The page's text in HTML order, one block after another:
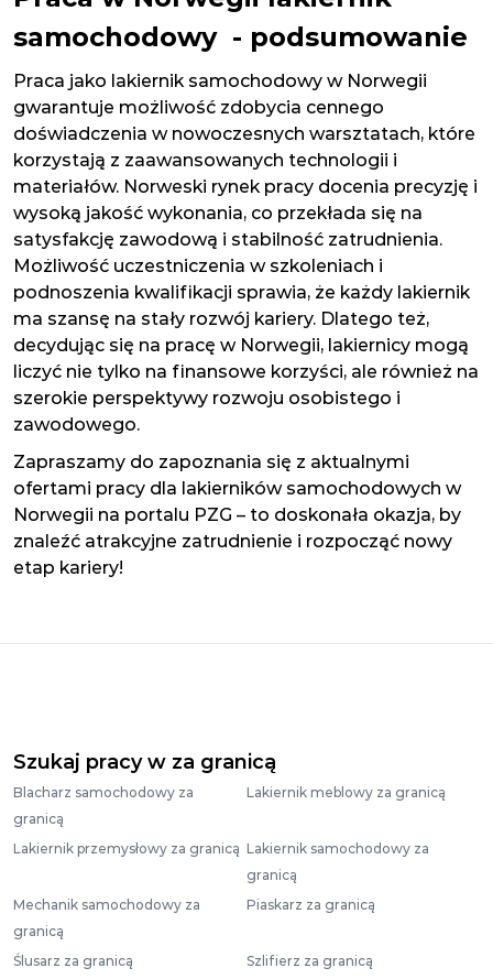
samochodowy - podsumowanie
Praca jako lakiernik samochodowy w Norwegii
gwarantuje możliwość zdobycia cennego
doświadczenia w nowoczesnych warsztatach, które
korzystają z zaawansowanych technologii i
materiałów. Norweski rynek pracy docenia precyzję i
wysoką jakość wykonania, co przekłada się na
satysfakcję zawodową i stabilność zatrudnienia.
Możliwość uczestniczenia w szkoleniach i
podnoszenia kwalifikacji sprawia, że każdy lakiernik
ma szansę na stały rozwój kariery. Dlatego też,
decydując się na pracę w Norwegii, lakiernicy mogą
liczyć nie tylko na finansowe korzyści, ale również na
szerokie perspektywy rozwoju osobistego i
zawodowego.
Zapraszamy do zapoznania się z aktualnymi
ofertami pracy dla lakierników samochodowych w
Norwegii na portalu PZG – to doskonała okazja, by
znaleźć atrakcyjne zatrudnienie i rozpocząć nowy
etap kariery!
Szukaj pracy w za granicą
Blacharz samochodowy za
granicą
Lakiernik meblowy za granicą
Lakiernik przemysłowy za granicą Lakiernik samochodowy za
granicą
Mechanik samochodowy za
granicą
Piaskarz za granicą
Ślusarz za granicą Szlifierz za granicą